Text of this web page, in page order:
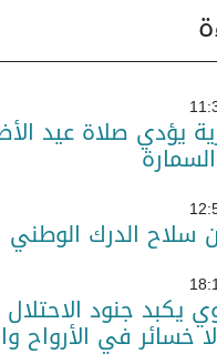
يؤدي صلاة عيد
سلاح الدرك الوطني
يكبد جنود
خسائر في الأرواح